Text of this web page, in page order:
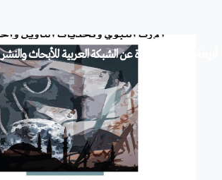
أربعة إصدارات جديدة عن الشبكة العربية للأبحاث والنشر